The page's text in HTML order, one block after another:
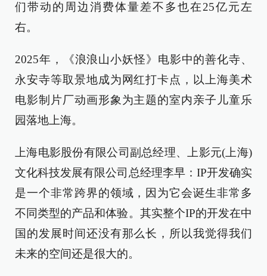
们带动的周边消费体量差不多也在25亿元左
右。
2025年，《浪浪山小妖怪》电影中的善化寺、
永安寺等取景地成为网红打卡点，以上海美术
电影制片厂动画形象为主题的室内亲子儿童乐
园落地上海。
上海电影股份有限公司副总经理、上影元(上海)
文化科技发展有限公司总经理李早：IP开发确实
是一个非常跨界的领域，因为它会诞生非常多
不同类型的产品和体验。其实整个IP的开发在中
国的发展时间还没有那么长，所以我觉得我们
未来的空间还是很大的。